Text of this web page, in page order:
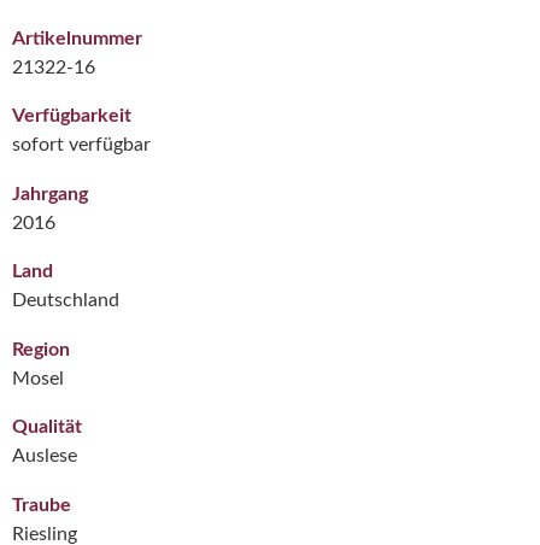
Artikelnummer
21322-16
Verfügbarkeit
sofort verfügbar
Jahrgang
2016
Land
Deutschland
Region
Mosel
Qualität
Auslese
Traube
Riesling